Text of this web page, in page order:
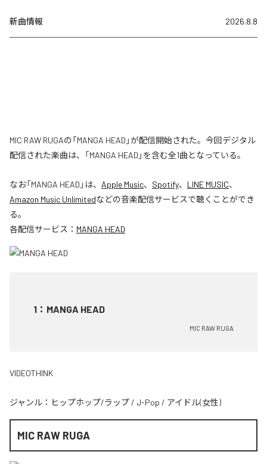
新曲情報 2026.8.8
MIC RAW RUGAの「MANGA HEAD」が配信開始された。今回デジタル
配信された楽曲は、「MANGA HEAD」を含む全1曲となっている。
なお「MANGA HEAD 」は、 Apple Music、 Spotify、 LINE MUSIC、
Amazon Music Unlimitedなどの音楽配信サービスで聴くことができ
る。
各配信サービス： MANGA HEAD
1 ： MANGA HEAD
MIC RAW RUGA
VIDEOTHINK
ジャンル： ヒップホップ/ラップ / J-Pop / アイドル(女性)
MIC RAW RUGA